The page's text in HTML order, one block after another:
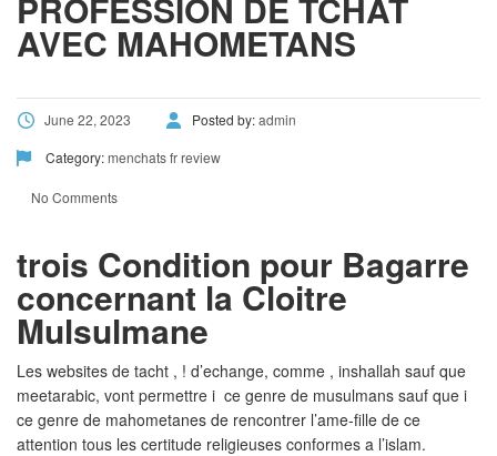
AVEC MAHOMETANS
June 22, 2023 Posted by:admin
Category:menchats fr review
No Comments
trois Condition pour Bagarre
concernant la Cloitre
Mulsulmane
Les websites de tacht , ! d’echange, comme , inshallah sauf que
meetarabic, vont permettre i ce genre de musulmans sauf que i
ce genre de mahometanes de rencontrer l’ame-fille de ce
attention tous les certitude religieuses conformes a l’islam.